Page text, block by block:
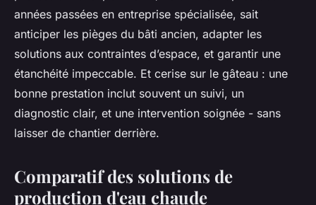
années passées en entreprise spécialisée, sait
anticiper les pièges du bâti ancien, adapter les
solutions aux contraintes d’espace, et garantir une
étanchéité impeccable. Et cerise sur le gâteau : une
bonne prestation inclut souvent un suivi, un
diagnostic clair, et une intervention soignée - sans
laisser de chantier derrière.
Comparatif des solutions de
production d'eau chaude